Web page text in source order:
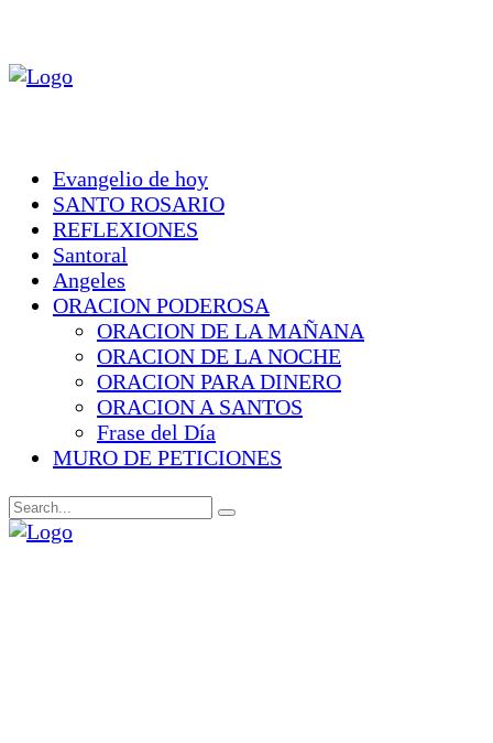
Evangelio de hoy
SANTO ROSARIO
REFLEXIONES
Santoral
Angeles
ORACION PODEROSA
ORACION DE LA MAÑANA
ORACION DE LA NOCHE
ORACION PARA DINERO
ORACION A SANTOS
Frase del Día
MURO DE PETICIONES